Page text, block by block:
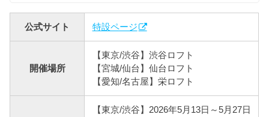
公式サイト 特設ページ
開催場所
【東京/渋谷】渋谷ロフト
【宮城/仙台】仙台ロフト
【愛知/名古屋】栄ロフト
【東京/渋谷】2026年5月13日～5月27日